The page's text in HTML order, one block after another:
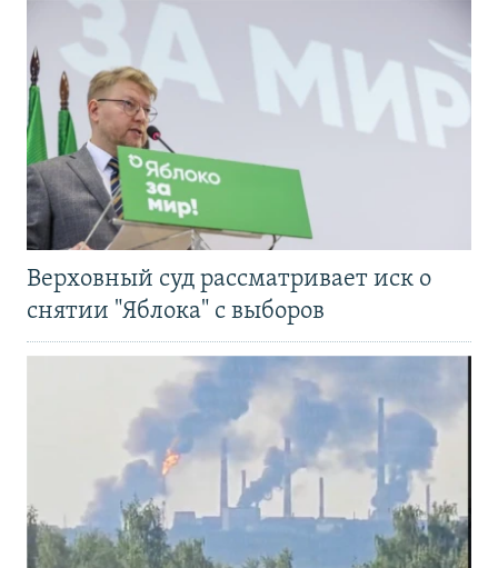
Верховный суд рассматривает иск о
снятии "Яблока" с выборов